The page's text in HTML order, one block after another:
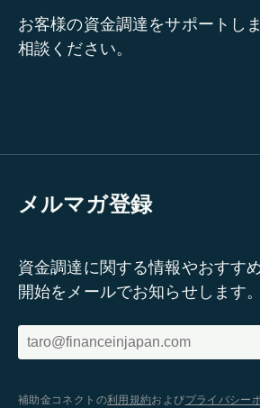
お客様の資金調達をサポートし
相談ください。
メルマガ登録
資金調達に関する情報やおすす
開始をメールでお知らせします。
補助金コネクトの利用規約およびプライバシー